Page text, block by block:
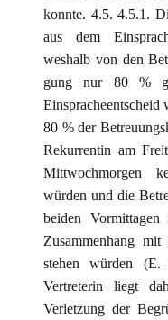
konnte. 4.5. 4.5.1.
aus dem
weshalb von den
gung nur 80 %
Einspracheentscheid
80 % der
Rekurrentin am
Mittwochmorgen
würden und die
beiden
Zusammenhang
stehen würden
Vertreterin liegt
Verletzung der